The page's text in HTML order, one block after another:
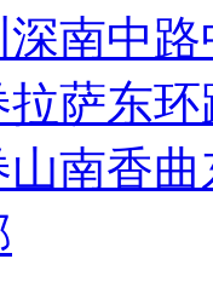
南中
萨东
南香